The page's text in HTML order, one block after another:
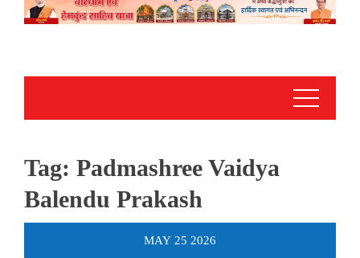
Tag: Padmashree Vaidya
Balendu Prakash
MAY 25 2026